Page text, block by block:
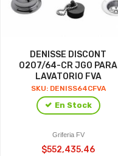
DENISSE DISCONT
0207/64-CR JGO PARA
LAVATORIO FVA
SKU: DENISS64CFVA
En Stock
Griferia FV
$552,435.46